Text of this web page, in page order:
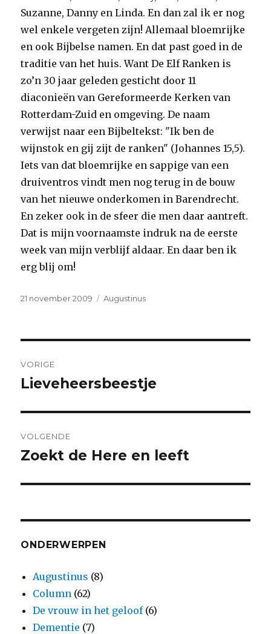
Suzanne, Danny en Linda. En dan zal ik er nog
wel enkele vergeten zijn! Allemaal bloemrijke
en ook Bijbelse namen. En dat past goed in de
traditie van het huis. Want De Elf Ranken is
zo’n 30 jaar geleden gesticht door 11
diaconieën van Gereformeerde Kerken van
Rotterdam-Zuid en omgeving. De naam
verwijst naar een Bijbeltekst: "Ik ben de
wijnstok en gij zijt de ranken" (Johannes 15,5).
Iets van dat bloemrijke en sappige van een
druiventros vindt men nog terug in de bouw
van het nieuwe onderkomen in Barendrecht.
En zeker ook in de sfeer die men daar aantreft.
Dat is mijn voornaamste indruk na de eerste
week van mijn verblijf aldaar. En daar ben ik
erg blij om!
Geplaatst
21 november 2009 Categorieën
Augustinus
navigatie
VORIGE
Vorig
Lieveheersbeestje
VOLGENDE
Volgend
Zoekt de Here en leeft
ONDERWERPEN
Augustinus (8)
Column (62)
De vrouw in het geloof(6)
Dementie (7)